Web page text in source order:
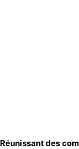
Réunissant des